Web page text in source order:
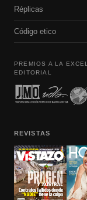
Réplicas
Código etico
PREMIOS A LA
EDITORIAL
REVISTAS